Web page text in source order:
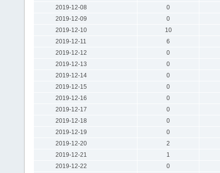
2019-12-08
0
2019-12-09
0
2019-12-10
10
2019-12-11
6
2019-12-12
0
2019-12-13
0
2019-12-14
0
2019-12-15
0
2019-12-16
0
2019-12-17
0
2019-12-18
0
2019-12-19
0
2019-12-20
2
2019-12-21
1
2019-12-22
0